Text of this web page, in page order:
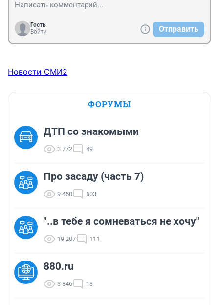
Гость
Войти
Отправить
Новости СМИ2
ФОРУМЫ
ДТП со знакомыми
3 772 49
Про засаду (часть 7)
9 460 603
"..в тебе я сомневаться не хочу"
19 207 111
880.ru
3 346 13